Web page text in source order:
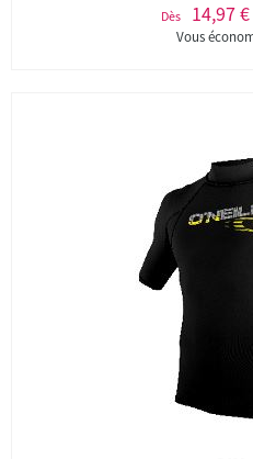
Dès 14,97 €
Vous